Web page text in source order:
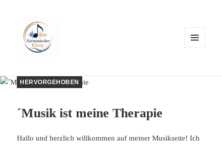
´Musik ist meine Therapie
Hallo und herzlich willkommen auf meiner Musikseite! Ich
HERVORGEHOBEN